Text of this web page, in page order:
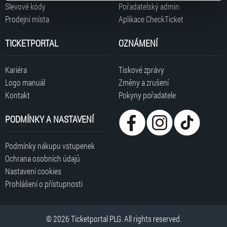
typy cookies používáme, naleznete níže. Možnosti
zpracování upravíte zaškrtnutím příslušné varianty. Svoji
„Cookies a jejich nastavení“.
Slevové kódy
Prodejní místa
Pořadatelský admin
Aplikace CheckTicket
TICKETPORTAL
Kariéra
Logo manuál
Kontakt
OZNÁMENÍ
Tiskové zprávy
Změny a zrušení
Pokyny pořadatele
PODMÍNKY A NASTAVENÍ
Podmínky nákupu vstupenek
Ochrana osobních údajů
Nastavení cookies
Prohlášení o přístupnosti
© 2026 Ticketportal PLG. All rights reserved.